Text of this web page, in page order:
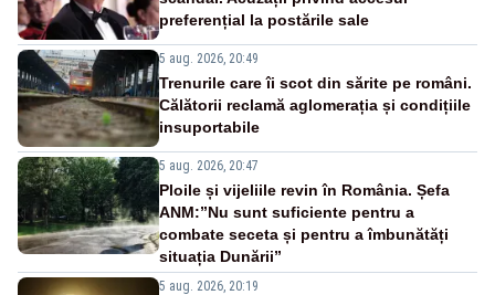
preferențial la postările sale
5 aug. 2026, 20:49
Trenurile care îi scot din sărite pe români.
Călătorii reclamă aglomerația și condițiile
insuportabile
5 aug. 2026, 20:47
Ploile și vijeliile revin în România. Șefa
ANM:”Nu sunt suficiente pentru a
combate seceta și pentru a îmbunătăți
situația Dunării”
5 aug. 2026, 20:19